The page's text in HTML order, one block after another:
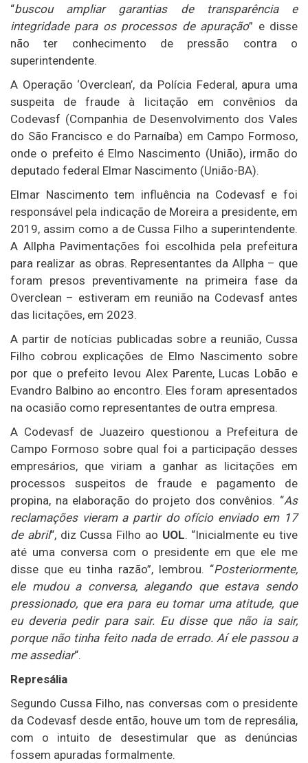
“buscou ampliar garantias de transparência e
integridade para os processos de apuração” e disse
não ter conhecimento de pressão contra o
superintendente.
A Operação ‘Overclean’, da Polícia Federal, apura uma
suspeita de fraude à licitação em convênios da
Codevasf (Companhia de Desenvolvimento dos Vales
do São Francisco e do Parnaíba) em Campo Formoso,
onde o prefeito é Elmo Nascimento (União), irmão do
deputado federal Elmar Nascimento (União-BA).
Elmar Nascimento tem influência na Codevasf e foi
responsável pela indicação de Moreira a presidente, em
2019, assim como a de Cussa Filho a superintendente.
A Allpha Pavimentações foi escolhida pela prefeitura
para realizar as obras. Representantes da Allpha – que
foram presos preventivamente na primeira fase da
Overclean – estiveram em reunião na Codevasf antes
das licitações, em 2023.
A partir de notícias publicadas sobre a reunião, Cussa
Filho cobrou explicações de Elmo Nascimento sobre
por que o prefeito levou Alex Parente, Lucas Lobão e
Evandro Balbino ao encontro. Eles foram apresentados
na ocasião como representantes de outra empresa.
A Codevasf de Juazeiro questionou a Prefeitura de
Campo Formoso sobre qual foi a participação desses
empresários, que viriam a ganhar as licitações em
processos suspeitos de fraude e pagamento de
propina, na elaboração do projeto dos convênios. “As
reclamações vieram a partir do ofício enviado em 17
de abril“, diz Cussa Filho ao UOL. “Inicialmente eu tive
até uma conversa com o presidente em que ele me
disse que eu tinha razão”, lembrou. “Posteriormente,
ele mudou a conversa, alegando que estava sendo
pressionado, que era para eu tomar uma atitude, que
eu deveria pedir para sair. Eu disse que não ia sair,
porque não tinha feito nada de errado. Aí ele passou a
me assediar“.
Represália
Segundo Cussa Filho, nas conversas com o presidente
da Codevasf desde então, houve um tom de represália,
com o intuito de desestimular que as denúncias
fossem apuradas formalmente.